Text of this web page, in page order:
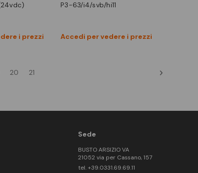
i prezzi
p3-63/i4/svb/hi11
Accedi per vedere i prezzi
Confronta
20 21
Sede
BUSTO ARSIZIO VA
21052 via per Cassano, 157
tel. +39.0331.69.69.11